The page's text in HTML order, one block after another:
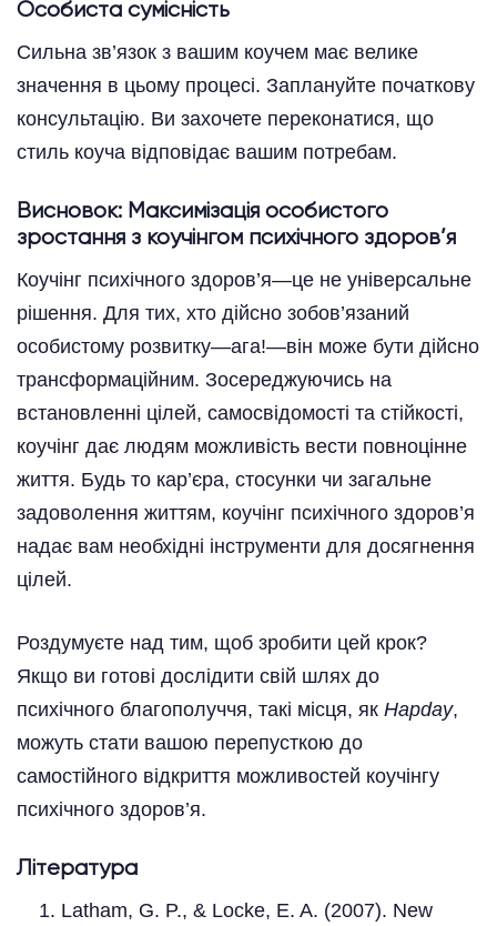
Особиста сумісність
Сильна зв’язок з вашим коучем має велике
значення в цьому процесі. Заплануйте початкову
консультацію. Ви захочете переконатися, що
стиль коуча відповідає вашим потребам.
Висновок: Максимізація особистого
зростання з коучінгом психічного здоров’я
Коучінг психічного здоров’я—це не універсальне
рішення. Для тих, хто дійсно зобов’язаний
особистому розвитку—ага!—він може бути дійсно
трансформаційним. Зосереджуючись на
встановленні цілей, самосвідомості та стійкості,
коучінг дає людям можливість вести повноцінне
життя. Будь то кар’єра, стосунки чи загальне
задоволення життям, коучінг психічного здоров’я
надає вам необхідні інструменти для досягнення
цілей.
Роздумуєте над тим, щоб зробити цей крок?
Якщо ви готові дослідити свій шлях до
психічного благополуччя, такі місця, як Hapday,
можуть стати вашою перепусткою до
самостійного відкриття можливостей коучінгу
психічного здоров’я.
Література
Latham, G. P., & Locke, E. A. (2007). New